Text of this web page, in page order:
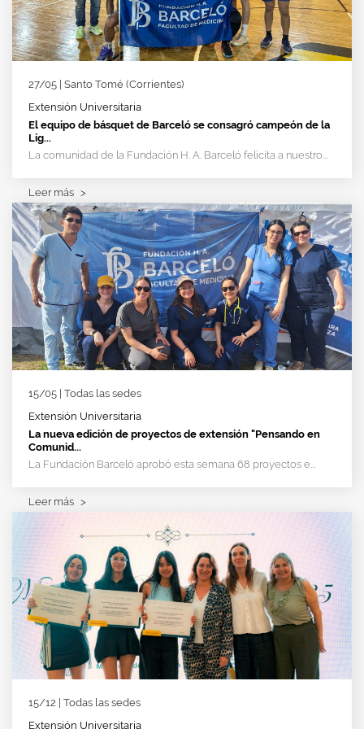
27/05 | Santo Tomé (Corrientes)
Extensión Universitaria
El equipo de básquet de Barceló se consagró campeón de la
Lig...
La comunidad de la Fundación H. A. Barceló felicita a nuestro...
Leer más >
15/05 | Todas las sedes
Extensión Universitaria
La nueva edición de proyectos de extensión "Pensando en
Comunid...
La Fundación Barceló aprobó esta semana 68 proyectos e...
Leer más >
15/12 | Todas las sedes
Extensión Universitaria